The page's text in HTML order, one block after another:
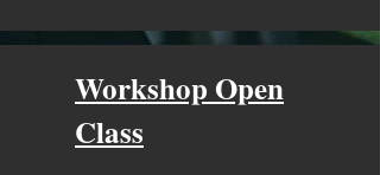
Workshop Open
Class